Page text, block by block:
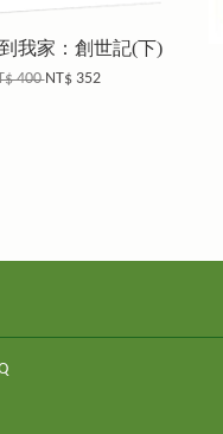
我家：創世記(下)
400NT$ 352